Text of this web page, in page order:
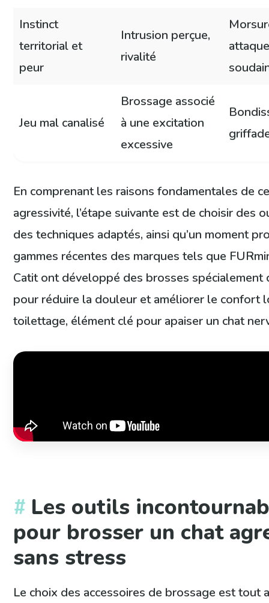
Instinct
territorial et
peur
Intrusion perçue,
rivalité
Jeu mal canalisé
Brossage associé
à une excitation
excessive
En comprenant les raisons fondamentales de
agressivité, l’étape suivante est de choisir des
des techniques adaptés, ainsi qu’un moment
gammes récentes des marques tels que
Catit ont développé des brosses spécialement
pour réduire la douleur et améliorer le confort
toilettage, élément clé pour apaiser un chat
Les outils
pour brosser un chat
sans stress
Le choix des accessoires de brossage est tout